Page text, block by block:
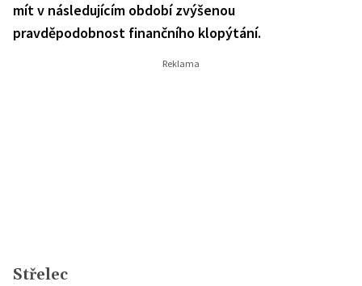
mít v následujícím období zvýšenou
pravděpodobnost finančního klopýtání.
Střelec